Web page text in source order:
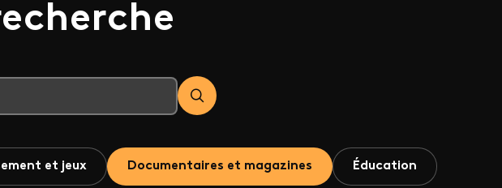
et jeux Documentaires et magazines Éducation